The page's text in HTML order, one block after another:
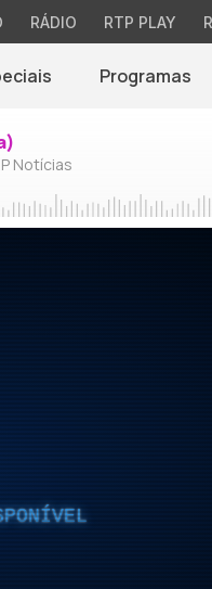
RÁDIO RTP PLAY
Programas
Notícias